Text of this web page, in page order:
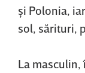
şi Polonia,
sol, sărituri,
La